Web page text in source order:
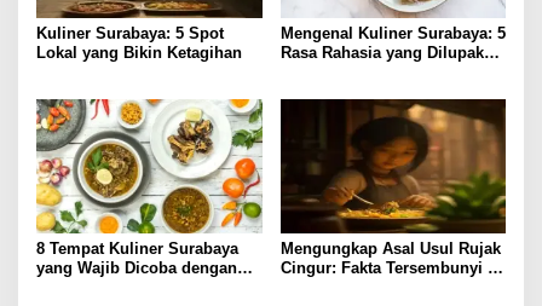
Kuliner Surabaya: 5 Spot
Lokal yang Bikin Ketagihan
Mengenal Kuliner Surabaya: 5
Rasa Rahasia yang Dilupakan
8 Tempat Kuliner Surabaya
yang Wajib Dicoba dengan
Mengungkap Asal Usul Rujak
Cingur: Fakta Tersembunyi di